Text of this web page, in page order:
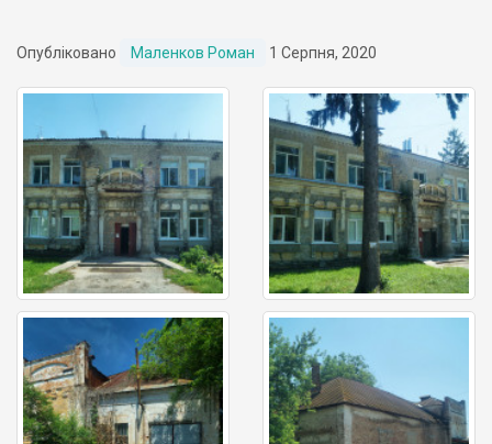
Опубліковано Маленков Роман 1 Серпня, 2020